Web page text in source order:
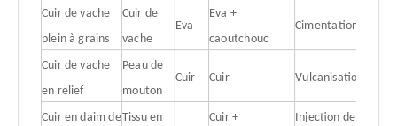
Cuir de vache
plein à grains
Cuir de
vache
Eva
Eva +
caoutchouc
Cimentation
Cuir de vache
en relief
Peau de
mouton
Cuir Cuir Vulcanisation
Cuir en daim deTissu en Cuir + Injection de